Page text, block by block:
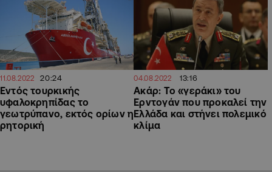
11.08.2022 20:24
Εντός τουρκικής
υφαλοκρηπίδας το
γεωτρύπανο, εκτός ορίων η
ρητορική
04.08.2022 13:16
Ακάρ: Το «γεράκι» του
Ερντογάν που προκαλεί την
Ελλάδα και στήνει πολεμικό
κλίμα